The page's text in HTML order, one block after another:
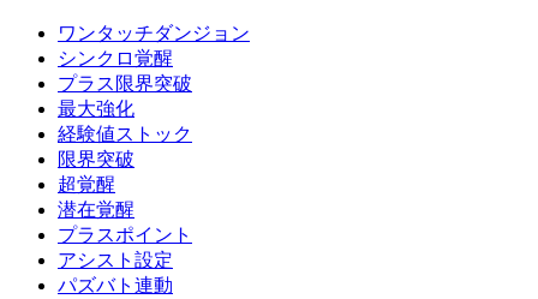
ワンタッチダンジョン
シンクロ覚醒
プラス限界突破
最大強化
経験値ストック
限界突破
超覚醒
潜在覚醒
プラスポイント
アシスト設定
パズバト連動